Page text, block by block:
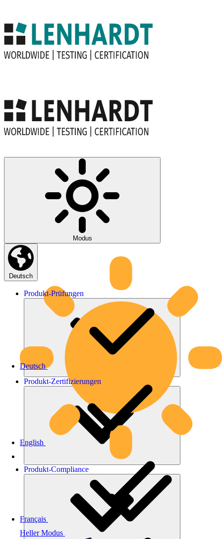
Modus
Heller Modus
Deutsch
Deutsch
English
Français
Produkt-Prüfungen
Produkt-Zertifizierungen
Produkt-Compliance